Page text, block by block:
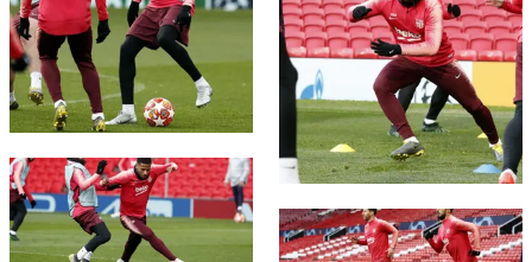
FC Barcelona club badge
FC Barcelona club badge